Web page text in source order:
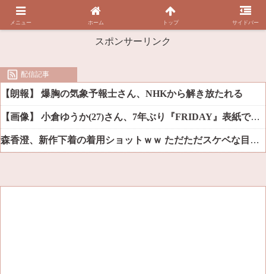
スポンサーリンク
配信記事
【朗報】 爆胸の気象予報士さん、NHKから解き放たれる
【画像】 小倉ゆうか(27)さん、7年ぶり『FRIDAY』表紙で神ボディ大解放
森香澄、新作下着の着用ショットｗｗ ただただスケベな目でしか見れんだろ！！
メニュー ホーム トップ サイドバー